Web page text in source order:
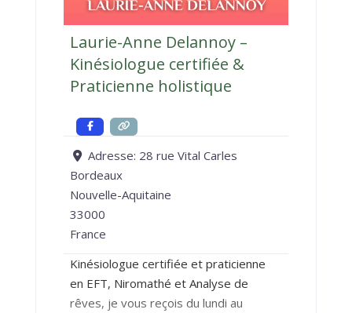
Laurie-Anne Delannoy –
Kinésiologue certifiée &
Praticienne holistique
Adresse: 28 rue Vital Carles
Bordeaux
Nouvelle-Aquitaine
33000
France
Kinésiologue certifiée et praticienne
en EFT, Niromathé et Analyse de
rêves, je vous reçois du lundi au